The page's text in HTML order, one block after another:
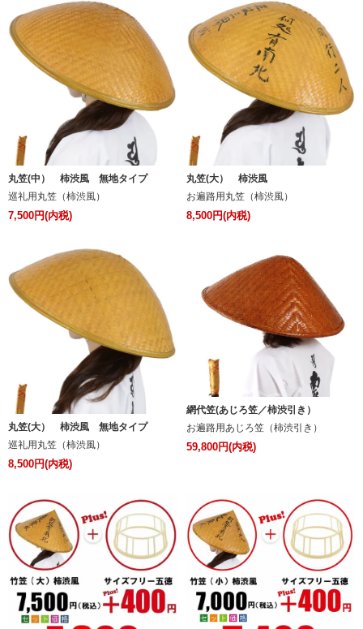
丸笠(中） 柿渋風 無地タイプ
巡礼用丸笠（柿渋風）
7,500円(内税)
丸笠(大） 柿渋風
お遍路用丸笠（柿渋風）
8,500円(内税)
丸笠(大） 柿渋風 無地タイプ
巡礼用丸笠（柿渋風）
8,500円(内税)
網代笠(あじろ笠／柿渋引き）
お遍路用あじろ笠（柿渋引き）
59,800円(内税)